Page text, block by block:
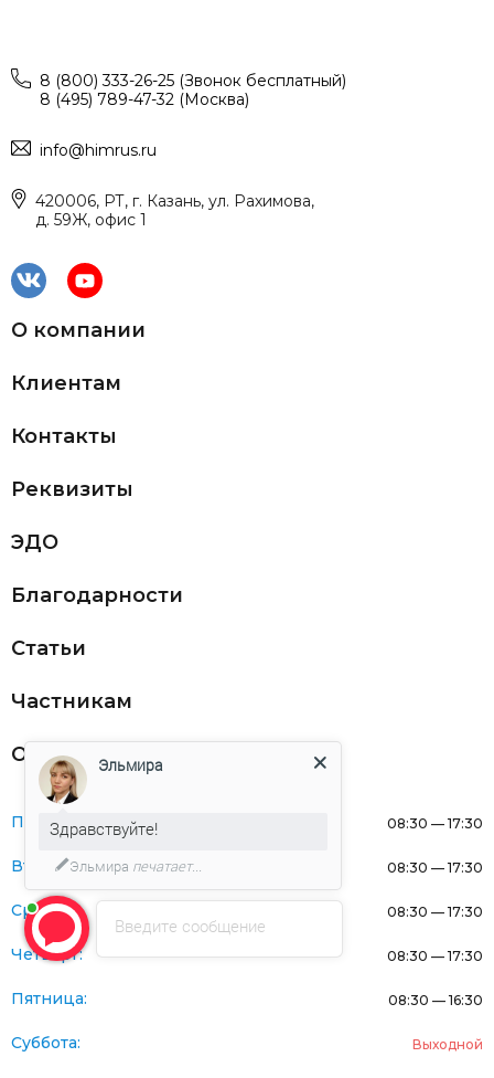
8 (800) 333-26-25 (Звонок бесплатный)
8 (495) 789-47-32 (Москва)
info@himrus.ru
420006, РТ, г. Казань, ул. Рахимова,
д. 59Ж, офис 1
О компании
Клиентам
Контакты
Реквизиты
ЭДО
Благодарности
Статьи
Частникам
Оферта
Понедельник: 08:30 — 17:30
Вторник: 08:30 — 17:30
Среда: 08:30 — 17:30
Четверг: 08:30 — 17:30
Пятница: 08:30 — 16:30
Суббота: Выходной
Введите сообщение
Эльмира
Здравствуйте!
Эльмира печатает...